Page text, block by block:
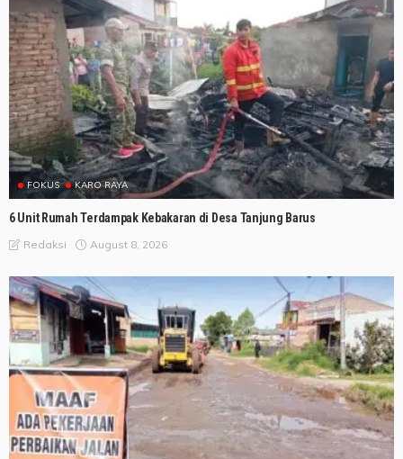
FOKUS KARO RAYA
6 Unit Rumah Terdampak Kebakaran di Desa Tanjung Barus
Redaksi August 8, 2026